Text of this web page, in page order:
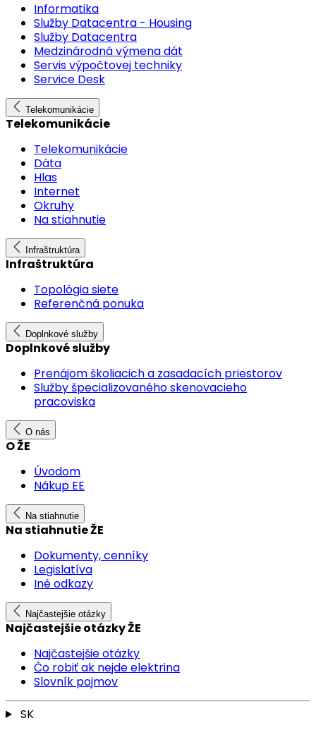
Informatika
Služby Datacentra - Housing
Služby Datacentra
Medzinárodná výmena dát
Servis výpočtovej techniky
Service Desk
Telekomunikácie
Telekomunikácie
Telekomunikácie
Dáta
Hlas
Internet
Okruhy
Na stiahnutie
Infraštruktúra
Infraštruktúra
Topológia siete
Referenčná ponuka
Doplnkové služby
Doplnkové služby
Prenájom školiacich a zasadacích priestorov
Služby špecializovaného skenovacieho
pracoviska
O nás
O ŽE
Úvodom
Nákup EE
Na stiahnutie
Na stiahnutie ŽE
Dokumenty, cenníky
Legislatíva
Iné odkazy
Najčastejšie otázky
Najčastejšie otázky ŽE
Najčastejšie otázky
Čo robiť ak nejde elektrina
Slovník pojmov
SK